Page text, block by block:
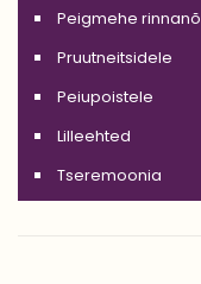
Peigmehe
Pruutneitsidele
Peiupoistele
Lilleehted
Tseremoonia